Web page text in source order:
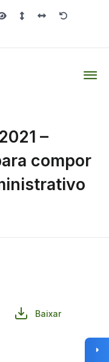
fonte
Área selecionada
Espaçamento de linha
Espaço dos
Redefinir
–
compor
Baixar